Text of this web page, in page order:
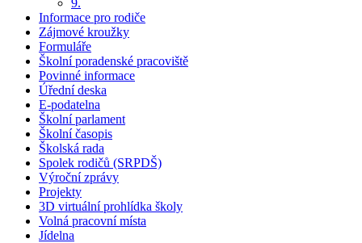
Informace pro rodiče
Zájmové kroužky
Formuláře
Školní poradenské pracoviště
Povinné informace
Úřední deska
E-podatelna
Školní parlament
Školní časopis
Školská rada
Spolek rodičů (SRPDŠ)
Výroční zprávy
Projekty
3D virtuální prohlídka školy
Volná pracovní místa
Jídelna